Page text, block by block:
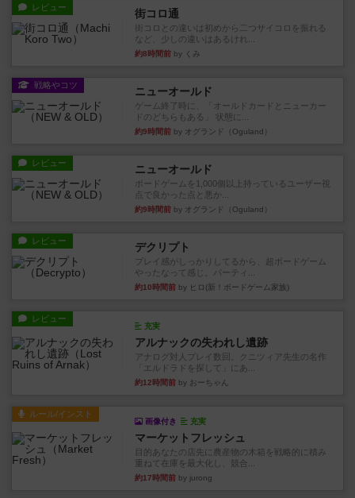
レビュー 街コロ通
街コロとの違いは初めから二つサイコロを振れる
など、少しの違いはあるけれ...
約8時間前 by くみ
戦略やコツ ニューオールド
ゲーム終了時に、「オールドカードとニューカー
ドのどちらもある」 状態に...
約9時間前 by オグランド（Oguland）
レビュー ニューオールド
ボードゲームを1,000個以上持っているユーザー視
点で良かった点と悪か...
約9時間前 by オグランド（Oguland）
レビュー デクリプト
プレイ感がしっかりしてるから、超ボードゲーム
やったなって感じ。パーティ...
約10時間前 by ヒロ(新！ボードゲーム家族)
レビュー
充実
アルナックの失われし遺跡
アナログ対人プレイ数回。クニツィア先生の名作
「エルドラドを探して」にあ...
約12時間前 by おーちゃん
ルール/インスト
画像付き 充実
マーケットフレッシュ
目的あなたの店先に農産物の木箱を戦略的に積み
重ねて在庫を最大化し、競合...
約17時間前 by jurong